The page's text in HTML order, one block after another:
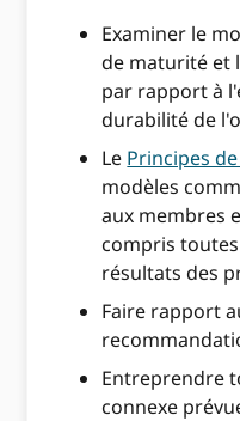
Examiner le
de maturité et
par rapport à
durabilité de
Le Principes
modèles
aux membres
compris
résultats des
Faire rapport
Entreprendre
connexe